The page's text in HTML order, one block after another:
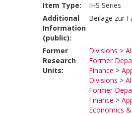
Item Type:
IHS Series
Additional
Information
(public):
Beilage zur
Former
Research
Units:
Divisions >
Former
Finance >
Divisions >
Former
Finance >
Economics